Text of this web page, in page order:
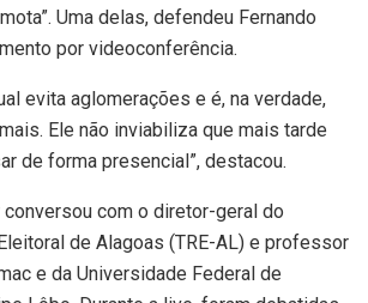
Uma delas, defendeu Fernando
por videoconferência.
evita aglomerações e é, na verdade,
Ele não inviabiliza que mais tarde
de forma presencial”, destacou.
com o diretor-geral do
de Alagoas (TRE-AL) e professor
e da Universidade Federal de